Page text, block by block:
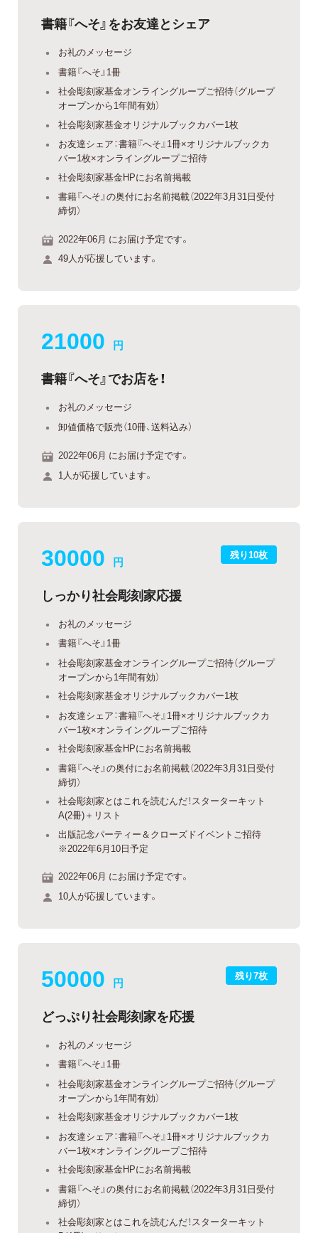
書籍『へそ』をお友達とシェア
お礼のメッセージ
書籍『へそ』1冊
社会彫刻家基金オンライングループご招待（グループ
オープンから1年間有効）
社会彫刻家基金オリジナルブックカバー1枚
お友達シェア：書籍『へそ』1冊×オリジナルブックカ
バー1枚×オンライングループご招待
社会彫刻家基金HPにお名前掲載
書籍『へそ』の奥付にお名前掲載（2022年3月31日受付
締切）
2022年06月 にお届け予定です。
49人が応援しています。
21000 円
書籍『へそ』でお店を！
お礼のメッセージ
卸値価格で販売（10冊、送料込み）
2022年06月 にお届け予定です。
1人が応援しています。
残り10枚
30000 円
しっかり社会彫刻家応援
お礼のメッセージ
書籍『へそ』1冊
社会彫刻家基金オンライングループご招待（グループ
オープンから1年間有効）
社会彫刻家基金オリジナルブックカバー1枚
お友達シェア：書籍『へそ』1冊×オリジナルブックカ
バー1枚×オンライングループご招待
社会彫刻家基金HPにお名前掲載
書籍『へそ』の奥付にお名前掲載（2022年3月31日受付
締切）
社会彫刻家とはこれを読むんだ！スターターキット
A(2冊)＋リスト
出版記念パーティー＆クローズドイベントご招待
※2022年6月10日予定
2022年06月 にお届け予定です。
10人が応援しています。
残り7枚
50000 円
どっぷり社会彫刻家を応援
お礼のメッセージ
書籍『へそ』1冊
社会彫刻家基金オンライングループご招待（グループ
オープンから1年間有効）
社会彫刻家基金オリジナルブックカバー1枚
お友達シェア：書籍『へそ』1冊×オリジナルブックカ
バー1枚×オンライングループご招待
社会彫刻家基金HPにお名前掲載
書籍『へそ』の奥付にお名前掲載（2022年3月31日受付
締切）
社会彫刻家とはこれを読むんだ！スターターキット